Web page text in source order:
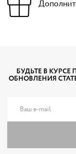
БУДЬТЕ В
ОБНОВЛЕНИЯ